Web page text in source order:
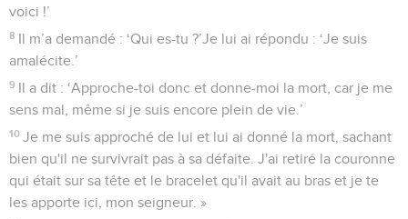
voici !’
8 Il m’a demandé : ‘Qui es-tu ?’Je lui ai répondu : ‘Je suis
amalécite.’
9 Il a dit : ‘Approche-toi donc et donne-moi la mort, car je me
sens mal, même si je suis encore plein de vie.’
10 Je me suis approché de lui et lui ai donné la mort, sachant
bien qu'il ne survivrait pas à sa défaite. J'ai retiré la couronne
qui était sur sa tête et le bracelet qu'il avait au bras et je te
les apporte ici, mon seigneur. »